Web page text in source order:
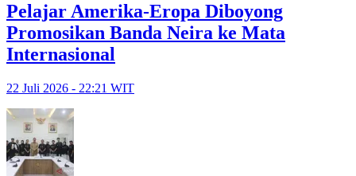
Pelajar Amerika-Eropa Diboyong
Promosikan Banda Neira ke Mata
Internasional
22 Juli 2026 - 22:21 WIT